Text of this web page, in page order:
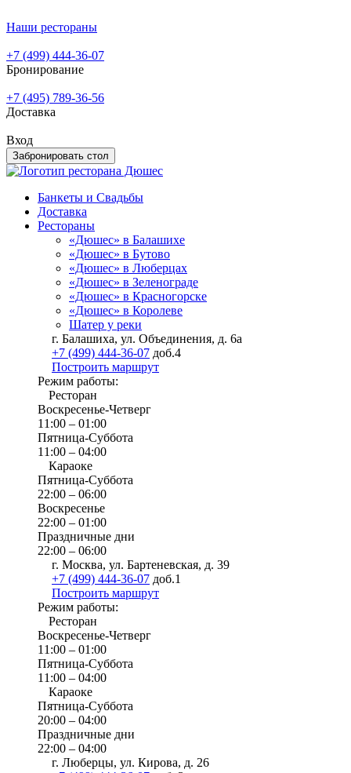
Наши рестораны
+7 (499) 444-36-07
Бронирование
+7 (495) 789-36-56
Доставка
Вход
Забронировать стол
Банкеты и Свадьбы
Доставка
Рестораны
«Дюшес» в Балашихе
«Дюшес» в Бутово
«Дюшес» в Люберцах
«Дюшес» в Зеленограде
«Дюшес» в Красногорске
«Дюшес» в Королеве
Шатер у реки
г. Балашиха, ул. Объединения, д. 6а
+7 (499) 444-36-07 доб.4
Построить маршрут
Режим работы:
Ресторан
Воскресенье-Четверг
11:00 – 01:00
Пятница-Суббота
11:00 – 04:00
Караоке
Пятница-Суббота
22:00 – 06:00
Воскресенье
22:00 – 01:00
Праздничные дни
22:00 – 06:00
г. Москва, ул. Бартеневская, д. 39
+7 (499) 444-36-07 доб.1
Построить маршрут
Режим работы:
Ресторан
Воскресенье-Четверг
11:00 – 01:00
Пятница-Суббота
11:00 – 04:00
Караоке
Пятница-Суббота
20:00 – 04:00
Праздничные дни
22:00 – 04:00
г. Люберцы, ул. Кирова, д. 26